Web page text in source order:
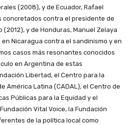
(2008), y de Ecuador, Rafael
concretados contra el presidente de
(2012), y de Honduras, Manuel Zelaya
Nicaragua contra el sandinismo y en
casos más resonantes conocidos
en Argentina de estas
Libertad, el Centro para la
América Latina (CADAL), el Centro de
Públicas para la Equidad y el
Vital Voice, la Fundación
de la política local como